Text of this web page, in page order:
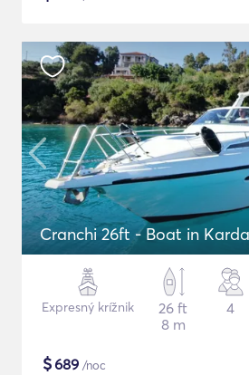
Cranchi 26ft - Boat in
Expresný krížnik
26 ft
8 m
4
$689 /noc